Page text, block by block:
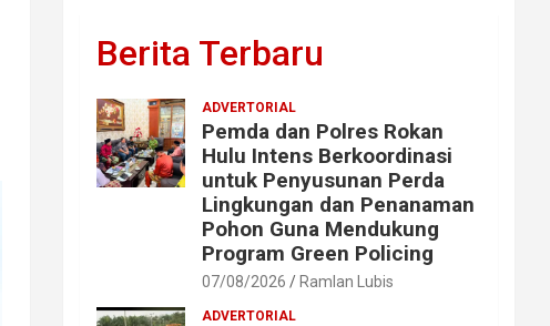
Berita Terbaru
ADVERTORIAL
Pemda dan Polres Rokan
Hulu Intens Berkoordinasi
untuk Penyusunan Perda
Lingkungan dan Penanaman
Pohon Guna Mendukung
Program Green Policing
07/08/2026 Ramlan Lubis
ADVERTORIAL